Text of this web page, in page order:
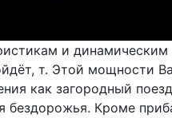
и динамическим
т. Этой мощности
как загородный
бездорожья. Кроме